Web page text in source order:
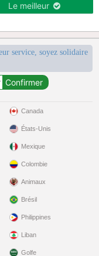
Le meilleur
service, soyez solidaire
Canada
États-Unis
Mexique
Colombie
Animaux
Brésil
Philippines
Liban
Golfe